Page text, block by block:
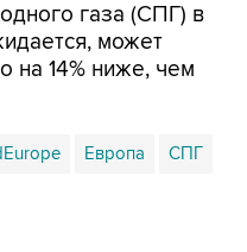
газа (СПГ) в
может
на 14% ниже, чем
Европа СПГ